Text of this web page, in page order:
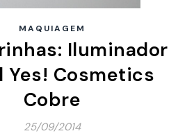
MAQUIAGEM
Iluminador
Yes! Cosmetics
Cobre
25/09/2014